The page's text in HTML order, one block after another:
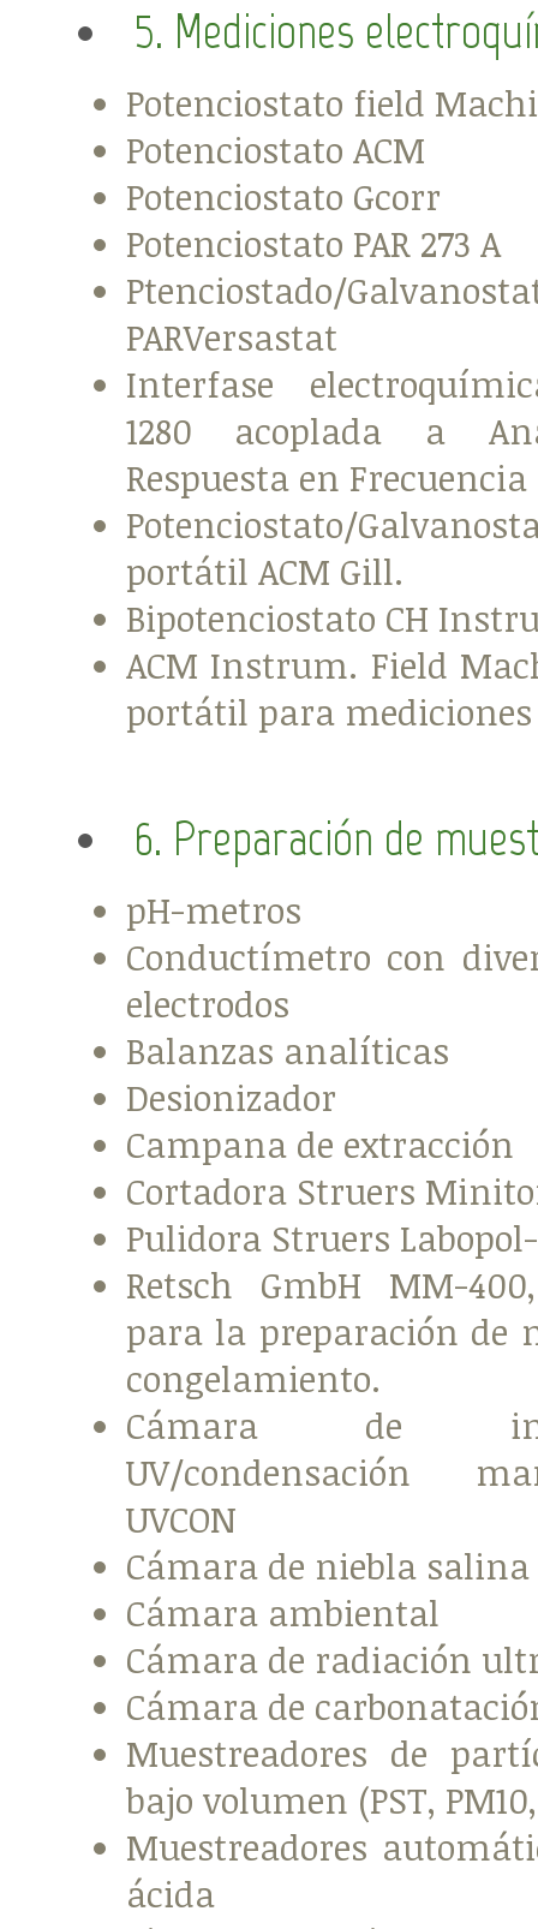
5. Mediciones
Potenciostato field
Potenciostato ACM
Potenciostato Gcorr
Potenciostato PAR 273 A
Ptenciostado/
PARVersastat
Interfase
1280 acoplada a
Respuesta en
Potenciostato/
portátil ACM Gill.
Bipotenciostato CH
ACM Instrum. Field
portátil para
6. Preparación de
pH-metros
Conductímetro con
electrodos
Balanzas analíticas
Desionizador
Campana de extracción
Cortadora Struers
Pulidora Struers
Retsch GmbH MM-
para la preparación de
congelamiento.
Cámara de
UV/condensación
UVCON
Cámara de niebla salina
Cámara ambiental
Cámara de radiación
Cámara de
Muestreadores de
bajo volumen (PST,
Muestreadores
ácida